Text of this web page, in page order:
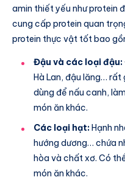
amin thiết yếu như protein
cung cấp protein quan
protein thực vật tốt bao
Đậu và các loại đậu:
Hà Lan, đậu lăng…
dùng để nấu canh,
món ăn khác.
Các loại hạt:Hạnh
hướng dương… chứa
hòa và chất xơ. Có
món ăn khác.